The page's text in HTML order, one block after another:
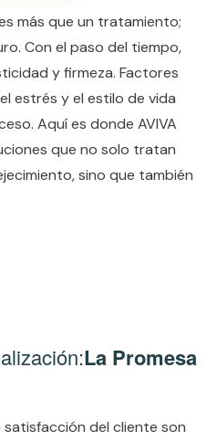
más que un tratamiento;
Con el paso del tiempo,
y firmeza. Factores
estrés y el estilo de vida
Aquí es donde AVIVA
que no solo tratan
sino que también
La Promesa
satisfacción del cliente son